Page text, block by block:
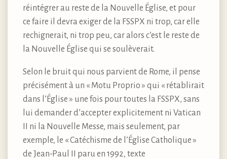
réintégrer au reste de la Nouvelle Église, et pour
ce faire il devra exiger de la FSSPX ni trop, car elle
rechignerait, ni trop peu, car alors c’est le reste de
la Nouvelle Église qui se soulèverait.
Selon le bruit qui nous parvient de Rome, il pense
précisément à un « Motu Proprio » qui « rétablirait
dans l’Église » une fois pour toutes la FSSPX, sans
lui demander d’accepter explicitement ni Vatican
II ni la Nouvelle Messe, mais seulement, par
exemple, le « Catéchisme de l’Église Catholique »
de Jean-Paul II paru en 1992, texte